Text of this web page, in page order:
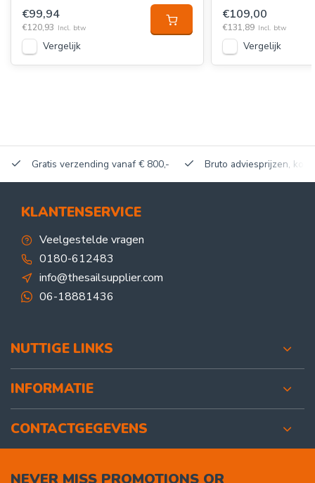
€99,94
€120,93 Incl. btw
Vergelijk
€109,00
€131,89 Incl. btw
Vergelijk
Gratis verzending vanaf € 800,- Bruto adviesprijzen,
KLANTENSERVICE
Veelgestelde vragen
0180-612483
info@thesailsupplier.com
06-18881436
NUTTIGE LINKS
INFORMATIE
CONTACTGEGEVENS
NEVER MISS PROMOTIONS OR